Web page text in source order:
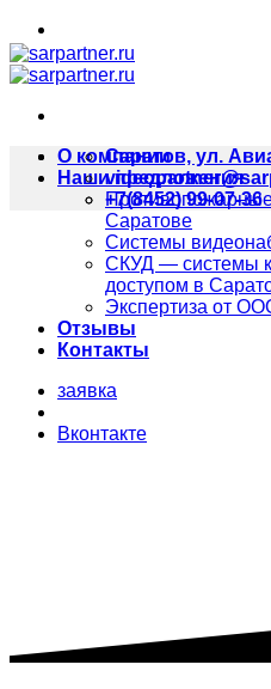
Skip
to
content
О компании
Наши предложения
Саратове
Системы
СКУД — системы
доступом в
Экспертиза от
Отзывы
Контакты
заявка
Вконтакте
Саратов, ул.
+7(8452) 99-07-36